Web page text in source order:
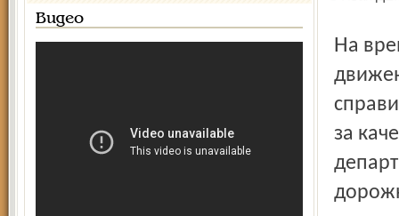
Видео
На время реконструкции Красноборскую перекрыли для
за